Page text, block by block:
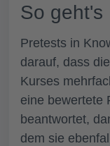
So geht's
Pretests in
darauf, dass
Kurses
eine bewertete
beantwortet,
dem sie